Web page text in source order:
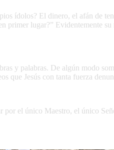
ídolos? El dinero, el afán de
lugar?” Evidentemente
y palabras. De algún modo
que Jesús con tanta fuerza
por el único Maestro, el único